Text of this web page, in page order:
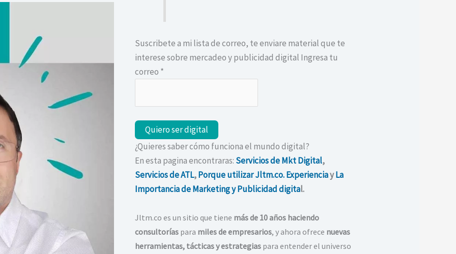
Suscribete a mi lista de correo, te enviare material que te
interese sobre mercadeo y publicidad digital Ingresa tu
correo *
¿Quieres saber cómo funciona el mundo digital?
En esta pagina encontraras: Servicios de Mkt Digital,
Servicios de ATL,Porque utilizar Jltm.co.ExperienciayLa
Importancia de Marketing y Publicidad digital.
Jltm.co es un sitio que tiene más de 10 años haciendo
consultoríaspara miles de empresarios, y ahora ofrece nuevas
herramientas, tácticas y estrategiaspara entender el universo